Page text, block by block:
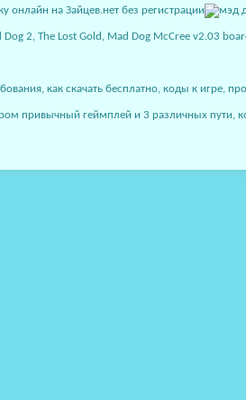
2, The Lost Gold, Mad Dog McCree v2.03
как скачать бесплатно, коды к игре,
привычный геймплей и 3 различных